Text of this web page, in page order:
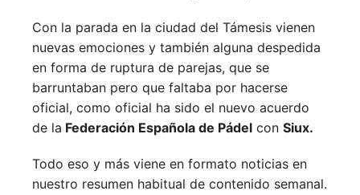
Con la parada en la ciudad del Támesis vienen
nuevas emociones y también alguna despedida
en forma de ruptura de parejas, que se
barruntaban pero que faltaba por hacerse
oficial, como oficial ha sido el nuevo acuerdo
de la Federación Española de Pádel con Siux.
Todo eso y más viene en formato noticias en
nuestro resumen habitual de contenido semanal.